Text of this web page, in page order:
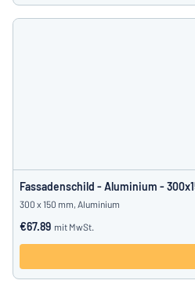
Fassadenschild - Aluminium -
300 x 150 mm, Aluminium
€67.89 mit MwSt.